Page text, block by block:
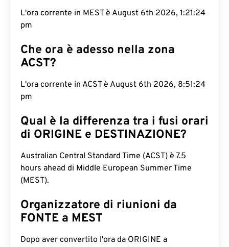
L'ora corrente in MEST è August 6th 2026, 1:21:25
pm
Che ora è adesso nella zona
ACST?
L'ora corrente in ACST è August 6th 2026, 8:51:25
pm
Qual è la differenza tra i fusi orari
di ORIGINE e DESTINAZIONE?
Australian Central Standard Time (ACST) è 7.5
hours ahead di Middle European Summer Time
(MEST).
Organizzatore di riunioni da
FONTE a MEST
Dopo aver convertito l'ora da ORIGINE a